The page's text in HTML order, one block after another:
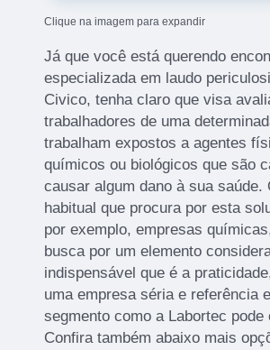
Clique na imagem para expandir
Já que você está querendo
especializada em laudo
Civico, tenha claro que visa
trabalhadores de uma
trabalham expostos a agentes
químicos ou biológicos que são
causar algum dano à sua saúde.
habitual que procura por esta
por exemplo, empresas
busca por um elemento
indispensável que é a
uma empresa séria e referência
segmento como a Labortec pode
Confira também abaixo mais